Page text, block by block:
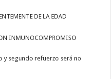
DE LA EDAD
INMUNOCOMPROMISO
y segundo refuerzo será no